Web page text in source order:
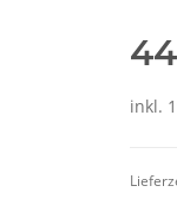
inkl.